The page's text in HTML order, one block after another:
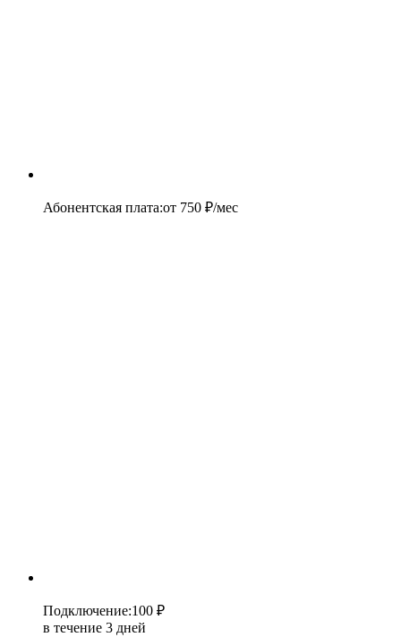
Абонентская плата:от 750 ₽/мес
Подключение:100 ₽
в течение 3 дней